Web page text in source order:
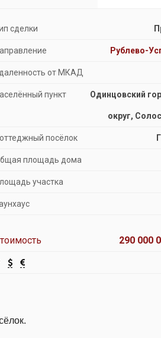
назначения
сделки
Рублево-
от МКАД
пункт Одинцовский
округ,
посёлок
площадь дома
участка
290 000